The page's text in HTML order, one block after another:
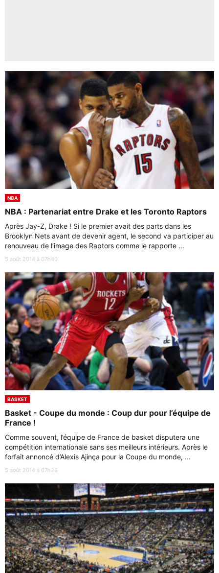
NBA
NBA : Partenariat entre Drake et les Toronto Raptors
Après Jay-Z, Drake ! Si le premier avait des parts dans les
Brooklyn Nets avant de devenir agent, le second va participer au
renouveau de l’image des Raptors comme le rapporte ...
5 août 2014 à 07h40
BASKET
Basket - Coupe du monde : Coup dur pour l’équipe de
France !
Comme souvent, l’équipe de France de basket disputera une
compétition internationale sans ses meilleurs intérieurs. Après le
forfait annoncé d’Alexis Ajinça pour la Coupe du monde, ...
5 août 2014 à 07h26